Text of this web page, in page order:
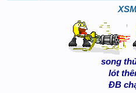
song
lót
ĐB